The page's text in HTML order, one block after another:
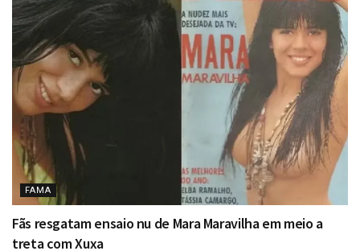
FAMA
Fãs resgatam ensaio nu de Mara Maravilha em meio a
treta com Xuxa